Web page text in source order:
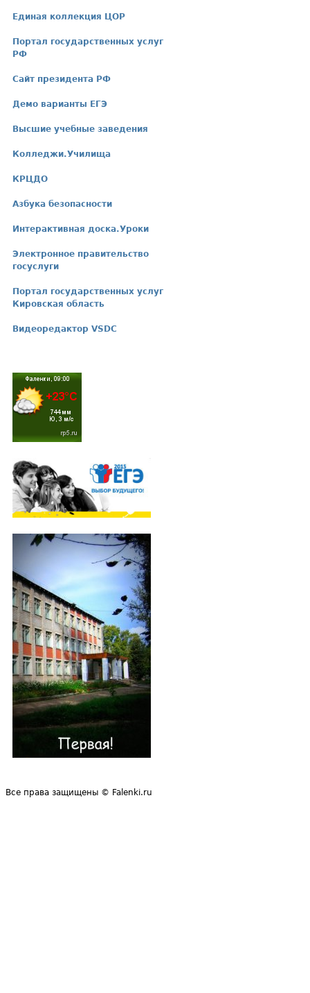
Единая коллекция ЦОР
Портал государственных услуг
РФ
Сайт президента РФ
Демо варианты ЕГЭ
Высшие учебные заведения
Колледжи.Училища
КРЦДО
Азбука безопасности
Интерактивная доска.Уроки
Электронное правительство
госуслуги
Портал государственных услуг
Кировская область
Видеоредактор VSDC
Все права защищены © Falenki.ru